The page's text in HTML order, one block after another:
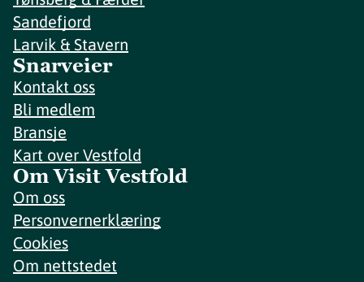
Sandefjord
Larvik & Stavern
Snarveier
Kontakt oss
Bli medlem
Bransje
Kart over Vestfold
Om Visit Vestfold
Om oss
Personvernerklæring
Cookies
Om nettstedet